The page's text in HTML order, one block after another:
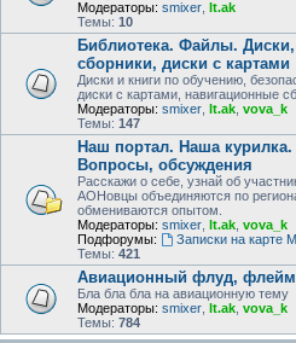
Модераторы: smixer lt.ak
Темы: 10
Библиотека. Файлы.
сборники, диски с картами
Диски и книги по обучению,
диски с картами, навигационные
Модераторы: smixer lt.ak vova_k
Темы: 147
Наш портал. Наша курилка.
Вопросы, обсуждения
Расскажи о себе, узнай об
АОНовцы объединяются по
обмениваются опытом.
Модераторы: smixer lt.ak vova_k
Подфорумы:
Записки на карте
Темы: 421
Авиационный флуд,
Бла бла бла на авиационную тему
Модераторы: smixer lt.ak vova_k
Темы: 784